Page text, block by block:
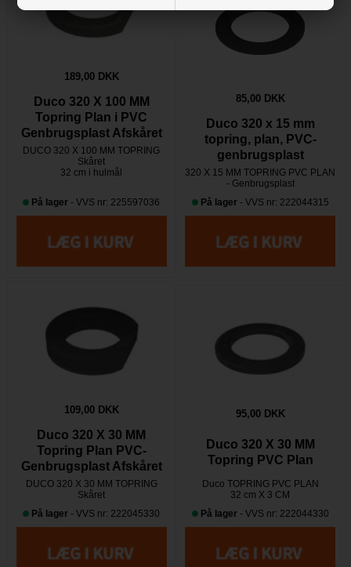
189,00 DKK
Duco 320 X 100 MM
Topring Plan i PVC
Genbrugsplast Afskåret
DUCO 320 X 100 MM TOPRING
Skåret
32 cm i hulmål
På lager - VVS nr: 225597036
85,00 DKK
Duco 320 x 15 mm
topring, plan, PVC-
genbrugsplast
320 X 15 MM TOPRING PVC PLAN
- Genbrugsplast
På lager - VVS nr: 222044315
109,00 DKK
Duco 320 X 30 MM
Topring Plan PVC-
Genbrugsplast Afskåret
DUCO 320 X 30 MM TOPRING
Skåret
På lager - VVS nr: 222045330
95,00 DKK
Duco 320 X 30 MM
Topring PVC Plan
Duco TOPRING PVC PLAN
32 cm X 3 CM
På lager - VVS nr: 222044330